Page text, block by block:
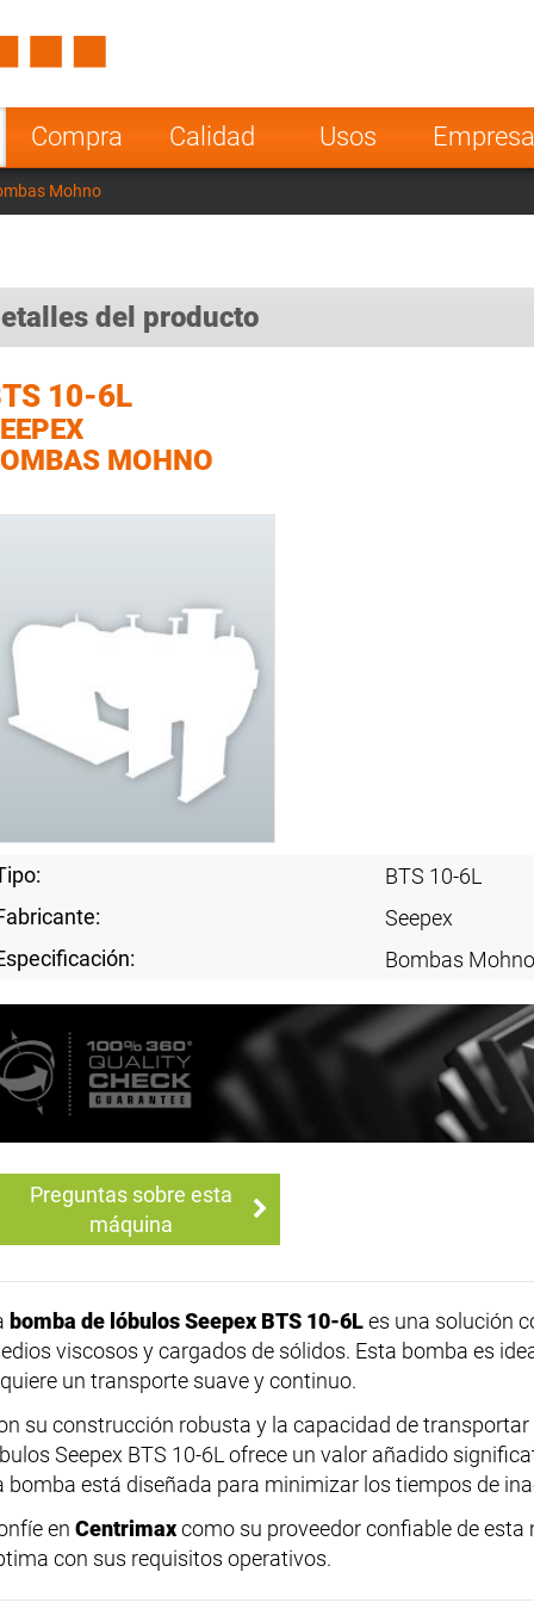
Compra Calidad Usos Empresa
Poland
Norway
Greece
Mohno
del producto
10-6L
MOHNO
BTS 10-6L
Seepex
Bombas Mohno
Preguntas sobre esta
máquina
bomba de lóbulos Seepex BTS 10-6Les una solución
viscosos y cargados de sólidos. Esta bomba es
un transporte suave y continuo.
su construcción robusta y la capacidad de
Seepex BTS 10-6L ofrece un valor añadido
bomba está diseñada para minimizar los tiempos de
en Centrimaxcomo su proveedor confiable de
con sus requisitos operativos.